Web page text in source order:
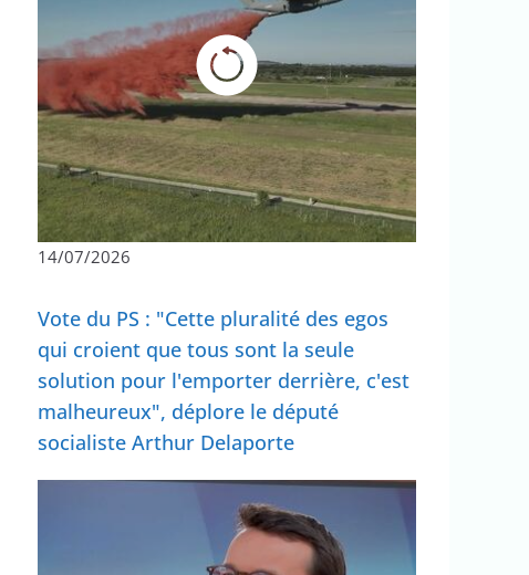
14/07/2026
Vote du PS : "Cette pluralité des egos
qui croient que tous sont la seule
solution pour l'emporter derrière, c'est
malheureux", déplore le député
socialiste Arthur Delaporte